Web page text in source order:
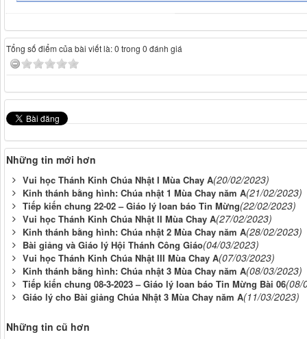
Tổng số điểm của bài viết là: 0 trong 0 đánh giá
Những tin mới hơn
Vui học Thánh Kinh Chúa Nhật I Mùa Chay A(20/02/2023)
Kinh thánh bằng hình: Chúa nhật 1 Mùa Chay năm A(21/02/2023)
Tiếp kiến chung 22-02 – Giáo lý loan báo Tin Mừng(22/02/2023)
Vui học Thánh Kinh Chúa Nhật II Mùa Chay A(27/02/2023)
Kinh thánh bằng hình: Chúa nhật 2 Mùa Chay năm A(28/02/2023)
Bài giảng và Giáo lý Hội Thánh Công Giáo(04/03/2023)
Vui học Thánh Kinh Chúa Nhật III Mùa Chay A(07/03/2023)
Kinh thánh bằng hình: Chúa nhật 3 Mùa Chay năm A(08/03/2023)
Tiếp kiến chung 08-3-2023 – Giáo lý loan báo Tin Mừng Bài 06(08/
Giáo lý cho Bài giảng Chúa Nhật 3 Mùa Chay năm A(11/03/2023)
Những tin cũ hơn